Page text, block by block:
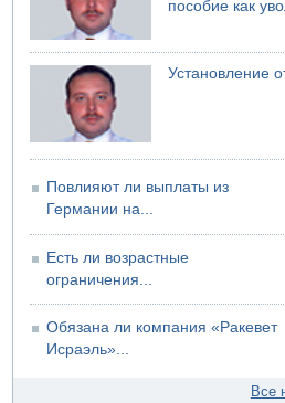
пособие как
Установление
Повлияют ли выплаты из
Германии на...
Есть ли возрастные
ограничения...
Обязана ли компания «Ракевет
Исраэль»...
Все